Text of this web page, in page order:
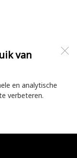
van
en analytische
verbeteren.